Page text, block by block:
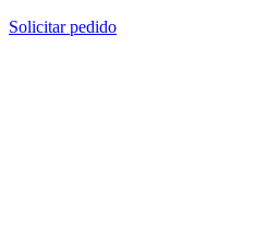
Solicitar pedido